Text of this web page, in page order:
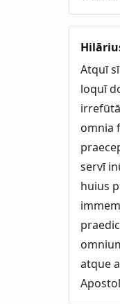
Atquī
loquī
omnia
servī
huius
atque